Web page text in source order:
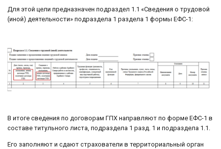
Для этой цели предназначен подраздел 1.1 «Сведения о трудовой
(иной) деятельности» подраздела 1 раздела 1 формы ЕФС-1:
В итоге сведения по договорам ГПХ направляют по форме ЕФС-1 в
составе титульного листа, подраздела 1 разд. 1 и подраздела 1.1.
Его заполняют и сдают страхователи в территориальный орган